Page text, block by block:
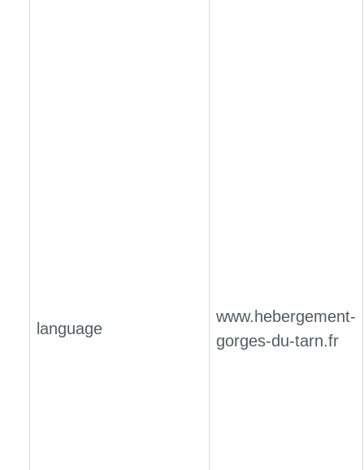
language
www.hebergement-
gorges-du-tarn.fr